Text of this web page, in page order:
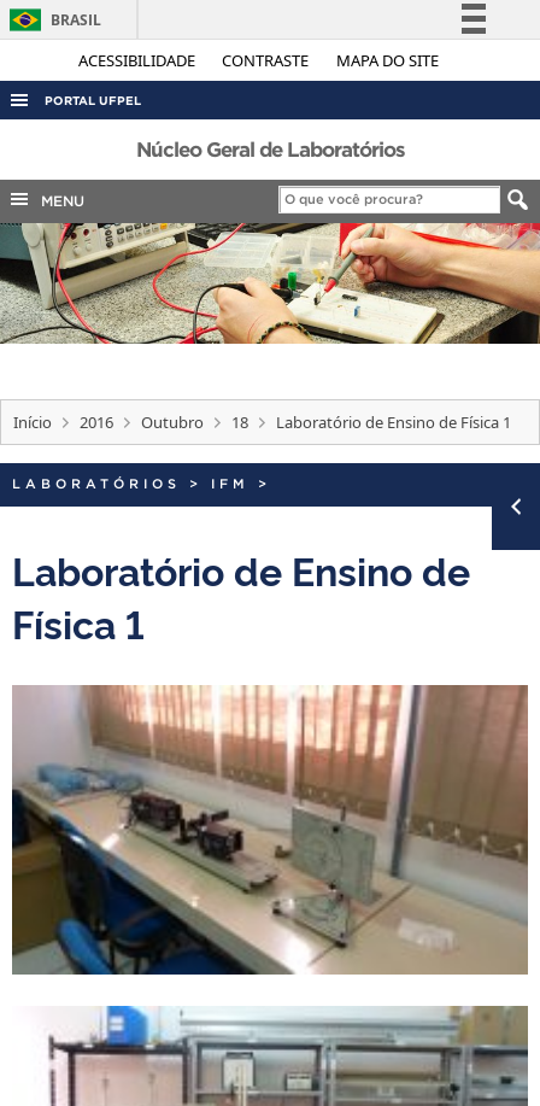
ACESSIBILIDADE CONTRASTE MAPA DO SITE
BRASIL
Simplifique!
Legislação
Canais
PORTAL UFPEL
ACESSO À INFORMAÇÃO
AUDITORIA
COBALTO
CONCURSOS
EDITAIS
INTERNACIONAL
PORTARIAS
Núcleo Geral de Laboratórios
MENU
Início 2016 Outubro 18 Laboratório de Ensino de Física 1
LABORATÓRIOS > IFM >
Laboratório de Ensino de
Física 1